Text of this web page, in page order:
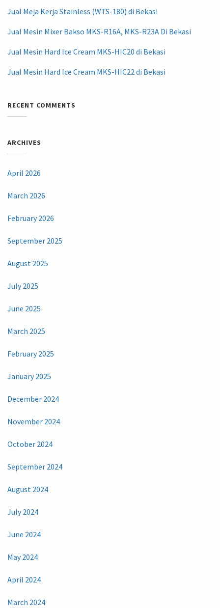
Jual Meja Kerja Stainless (WTS-180) di Bekasi
Jual Mesin Mixer Bakso MKS-R16A, MKS-R23A Di Bekasi
Jual Mesin Hard Ice Cream MKS-HIC20 di Bekasi
Jual Mesin Hard Ice Cream MKS-HIC22 di Bekasi
RECENT COMMENTS
ARCHIVES
April 2026
March 2026
February 2026
September 2025
August 2025
July 2025
June 2025
March 2025
February 2025
January 2025
December 2024
November 2024
October 2024
September 2024
August 2024
July 2024
June 2024
May 2024
April 2024
March 2024